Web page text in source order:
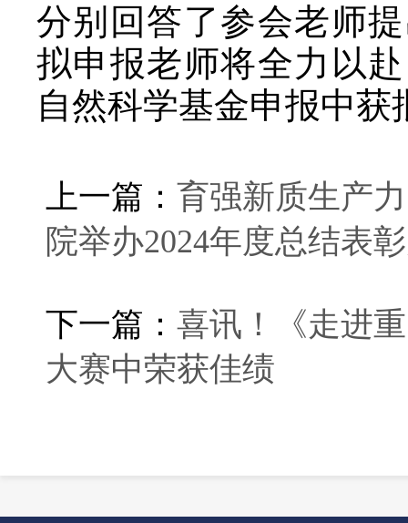
分别回答了参会老师
拟申报老师将全力以
自然科学基金申报中获
上一篇： 育强新质生产
院举办2024年度总结表
下一篇： 喜讯！《走进
大赛中荣获佳绩